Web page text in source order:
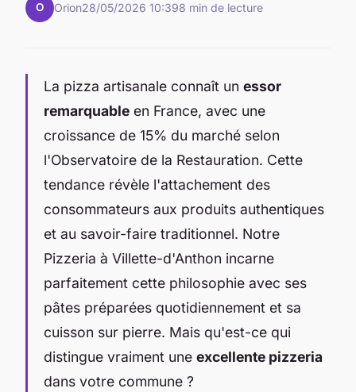
O Orion28/05/2026 10:398 min de lecture
La pizza artisanale connaît un essor
remarquable en France, avec une
croissance de 15% du marché selon
l'Observatoire de la Restauration. Cette
tendance révèle l'attachement des
consommateurs aux produits authentiques
et au savoir-faire traditionnel. Notre
Pizzeria à Villette-d'Anthon incarne
parfaitement cette philosophie avec ses
pâtes préparées quotidiennement et sa
cuisson sur pierre. Mais qu'est-ce qui
distingue vraiment une excellente pizzeria
dans votre commune ?